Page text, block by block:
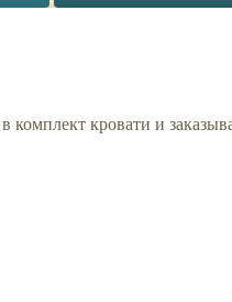
комплект кровати и